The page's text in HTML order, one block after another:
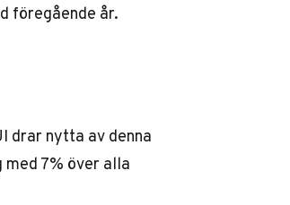
föregående år.
drar nytta av denna
7% över alla